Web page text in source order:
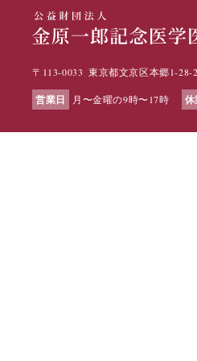
〒113-0033 東京都文京区本郷1-28-
月〜金曜の9時〜17時